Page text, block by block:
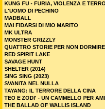
KUNG FU - FURIA, VIOLENZA E
L'UOMO DI PECHINO
MADBALL
MAI FIDARSI DI MIO MARITO
MK ULTRA
MONSTER GRIZZLY
QUATTRO STORIE PER NON DORMIRE
RED SPIRIT LAKE
SAVAGE HUNT
SHELTER (2014)
SING SING (2023)
SVANITA NEL NULLA
TAYANG: IL TERRORE DELLA CINA
TEO E ZODI' - UN CAMMELLO PER
THE BALLAD OF WALLIS ISLAND